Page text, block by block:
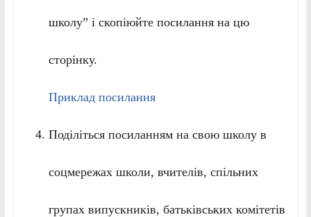
школу” і скопіюйте посилання на цю
сторінку.
Приклад посилання
Поділіться посиланням на свою школу в
соцмережах школи, вчителів, спільних
групах випускників, батьківських комітетів